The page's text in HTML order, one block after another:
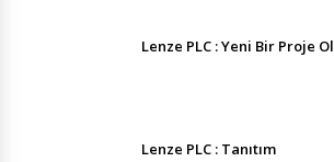
Lenze PLC : Yeni Bir Proje
Lenze PLC : Tanıtım